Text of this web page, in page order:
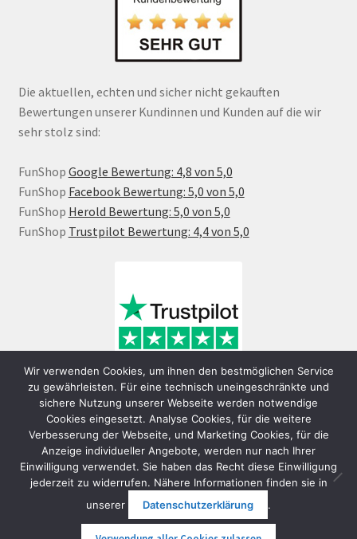
Die aktuellen, echten und sicher nicht gekauften
Bewertungen unserer Kundinnen und Kunden auf die wir
sehr stolz sind:
FunShop Google Bewertung: 4,8 von 5,0
FunShop Facebook Bewertung: 5,0 von 5,0
FunShop Herold Bewertung: 5,0 von 5,0
FunShop Trustpilot Bewertung: 4,4 von 5,0
© FunShop Wien - Hochqualitative Elektromobilität 2026
Datenschutzerklärung
Erstellt mit WooCommerce
Wir verwenden Cookies, um ihnen den bestmöglichen Service
zu gewährleisten. Für eine technisch uneingeschränkte und
sichere Nutzung unserer Webseite werden notwendige
Cookies eingesetzt. Analyse Cookies, für die weitere
Verbesserung der Webseite, und Marketing Cookies, für die
Anzeige individueller Angebote, werden nur nach Ihrer
Einwilligung verwendet. Sie haben das Recht diese Einwilligung
jederzeit zu widerrufen. Nähere Informationen finden sie in
unserer
Datenschutzerklärung .